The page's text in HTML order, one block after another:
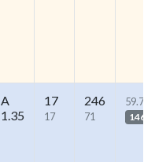
A
1.35
17
17
246
71
59.76
146